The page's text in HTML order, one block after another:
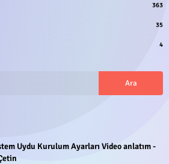
363
35
4
Uydu Kurulum Ayarları Video anlatım -